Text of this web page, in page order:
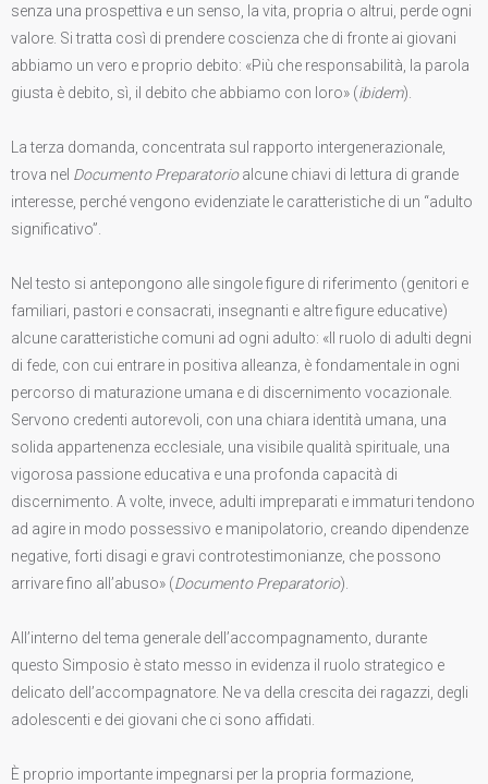
senza una prospettiva e un senso, la vita, propria o altrui, perde ogni
valore. Si tratta così di prendere coscienza che di fronte ai giovani
abbiamo un vero e proprio debito: «Più che responsabilità, la parola
giusta è debito, sì, il debito che abbiamo con loro» (ibidem).
La terza domanda, concentrata sul rapporto intergenerazionale,
trova nel Documento Preparatorioalcune chiavi di lettura di grande
interesse, perché vengono evidenziate le caratteristiche di un “adulto
significativo”.
Nel testo si antepongono alle singole figure di riferimento (genitori e
familiari, pastori e consacrati, insegnanti e altre figure educative)
alcune caratteristiche comuni ad ogni adulto: «Il ruolo di adulti degni
di fede, con cui entrare in positiva alleanza, è fondamentale in ogni
percorso di maturazione umana e di discernimento vocazionale.
Servono credenti autorevoli, con una chiara identità umana, una
solida appartenenza ecclesiale, una visibile qualità spirituale, una
vigorosa passione educativa e una profonda capacità di
discernimento. A volte, invece, adulti impreparati e immaturi tendono
ad agire in modo possessivo e manipolatorio, creando dipendenze
negative, forti disagi e gravi controtestimonianze, che possono
arrivare fino all’abuso» (Documento Preparatorio).
All’interno del tema generale dell’accompagnamento, durante
questo Simposio è stato messo in evidenza il ruolo strategico e
delicato dell’accompagnatore. Ne va della crescita dei ragazzi, degli
adolescenti e dei giovani che ci sono affidati.
È proprio importante impegnarsi per la propria formazione,